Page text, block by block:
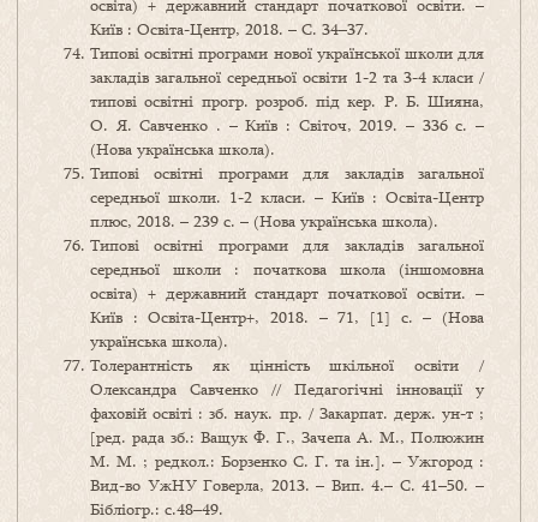
освіта) + державний стандарт початкової освіти. –
Київ : Освіта-Центр, 2018. – С. 34–37.
Типові освітні програми нової української школи для
закладів загальної середньої освіти 1-2 та 3-4 класи /
типові освітні прогр. розроб. під кер. Р. Б. Шияна,
О. Я. Савченко . – Київ : Світоч, 2019. – 336 с. –
(Нова українська школа).
Типові освітні програми для закладів загальної
середньої школи. 1-2 класи. – Київ : Освіта-Центр
плюс, 2018. – 239 с. – (Нова українська школа).
Типові освітні програми для закладів загальної
середньої школи : початкова школа (іншомовна
освіта) + державний стандарт початкової освіти. –
Київ : Освіта-Центр+, 2018. – 71, [1] с. – (Нова
українська школа).
Толерантність як цінність шкільної освіти /
Олександра Савченко // Педагогічні інновації у
фаховій освіті : зб. наук. пр. / Закарпат. держ. ун-т ;
[ред. рада зб.: Ващук Ф. Г., Зачепа А. М., Полюжин
М. М. ; редкол.: Борзенко С. Г. та ін.]. – Ужгород :
Вид-во УжНУ Говерла, 2013. – Вип. 4.– С. 41–50. –
Бібліогр.: с.48–49.